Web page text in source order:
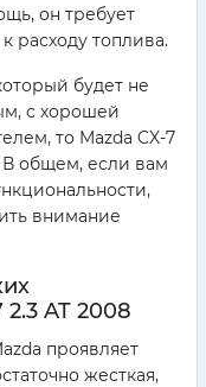
он требует
расходу топлива.
будет не
с хорошей
то Mazda CX-7
В общем, если вам
внимание
AT 2008
проявляет
жесткая,